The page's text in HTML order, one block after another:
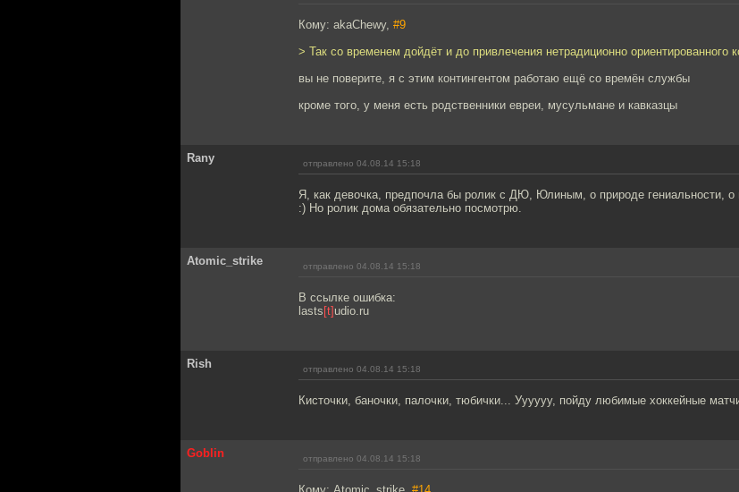
Кому: akaChewy, #9
> Так со временем дойдёт и до привлечения нетрадиционно ориентированного
вы не поверите, я с этим контингентом работаю ещё со времён службы
кроме того, у меня есть родственники евреи, мусульмане и кавказцы
Rany отправлено 04.08.14 15:18
Я, как девочка, предпочла бы ролик с ДЮ, Юлиным, о природе гениальности, о
:) Но ролик дома обязательно посмотрю.
Atomic_strike отправлено 04.08.14 15:18
В ссылке ошибка:
lasts [t] udio.ru
Rish отправлено 04.08.14 15:18
Кисточки, баночки, палочки, тюбички... Уууууу, пойду любимые хоккейные
Goblin отправлено 04.08.14 15:18